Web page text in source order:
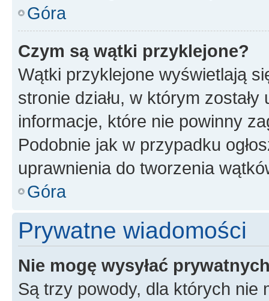
Góra
Czym są wątki przyklejone?
Wątki przyklejone wyświetlają
stronie działu, w którym
informacje, które nie powinny
Podobnie jak w przypadku
uprawnienia do tworzenia
Góra
Prywatne wiadomości
Nie mogę wysyłać
Są trzy powody, dla których nie